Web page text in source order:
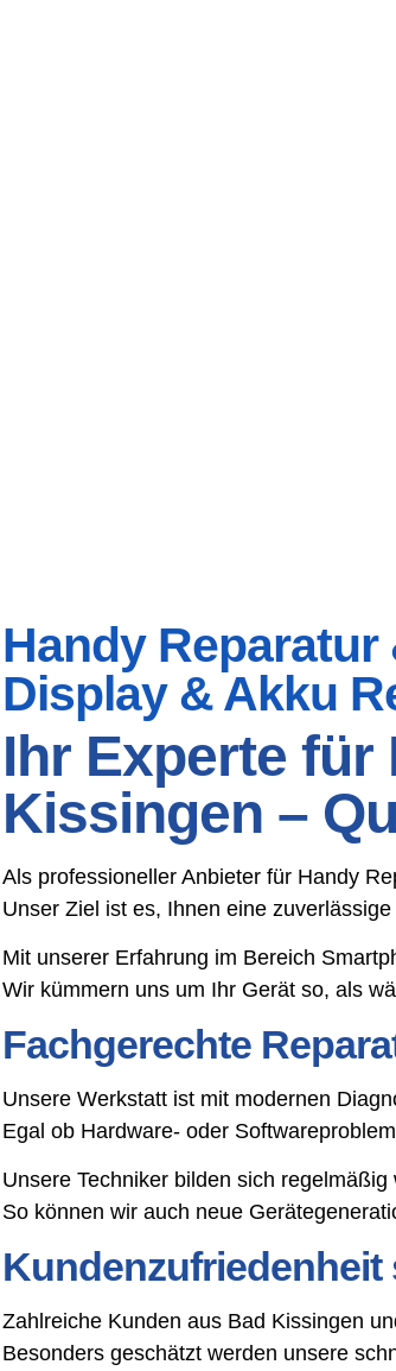
Handy
Display & Akku
Ihr Experte für
Kissingen –
Als professioneller Anbieter für Handy
Unser Ziel ist es, Ihnen eine
Mit unserer Erfahrung im Bereich
Wir kümmern uns um Ihr Gerät so, als
Fachgerechte
Unsere Werkstatt ist mit modernen
Egal ob Hardware- oder
Unsere Techniker bilden sich
So können wir auch neue
Kundenzufriedenheit
Zahlreiche Kunden aus Bad Kissingen
Besonders geschätzt werden unsere